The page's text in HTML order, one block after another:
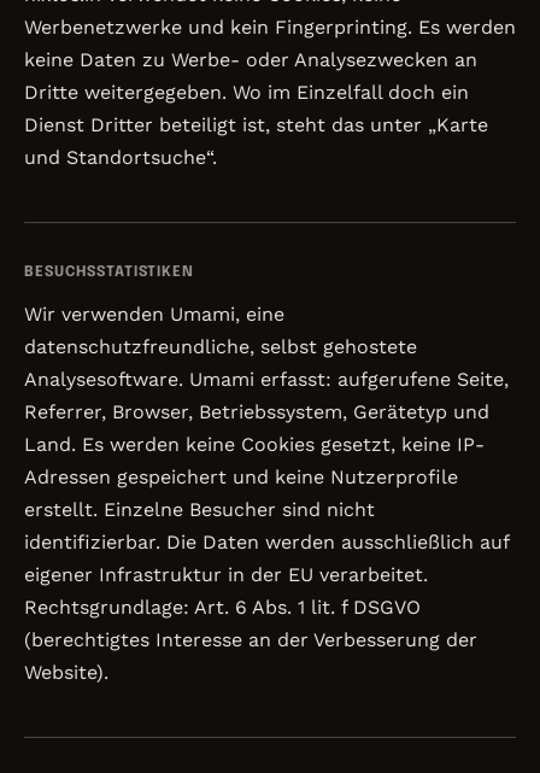
Werbenetzwerke und kein Fingerprinting. Es werden
keine Daten zu Werbe- oder Analysezwecken an
Dritte weitergegeben. Wo im Einzelfall doch ein
Dienst Dritter beteiligt ist, steht das unter „Karte
und Standortsuche“.
BESUCHSSTATISTIKEN
Wir verwenden Umami, eine
datenschutzfreundliche, selbst gehostete
Analysesoftware. Umami erfasst: aufgerufene Seite,
Referrer, Browser, Betriebssystem, Gerätetyp und
Land. Es werden keine Cookies gesetzt, keine IP-
Adressen gespeichert und keine Nutzerprofile
erstellt. Einzelne Besucher sind nicht
identifizierbar. Die Daten werden ausschließlich auf
eigener Infrastruktur in der EU verarbeitet.
Rechtsgrundlage: Art. 6 Abs. 1 lit. f DSGVO
(berechtigtes Interesse an der Verbesserung der
Website).